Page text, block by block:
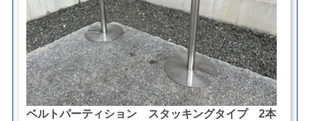
表記の在庫数ではございません。予めご承知の程宜しく
お願い致します。
ベルトパーティション スタッキングタイプ 2本